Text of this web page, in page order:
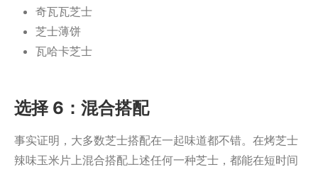
奇瓦瓦芝士
芝士薄饼
瓦哈卡芝士
选择 6：混合搭配
事实证明，大多数芝士搭配在一起味道都不错。在烤芝士
辣味玉米片上混合搭配上述任何一种芝士，都能在短时间